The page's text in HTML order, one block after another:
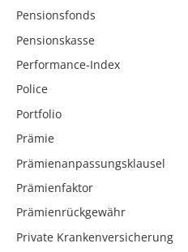
Pensionsfonds
Pensionskasse
Performance-Index
Police
Portfolio
Prämie
Prämienanpassungsklausel
Prämienfaktor
Prämienrückgewähr
Private Krankenversicherung